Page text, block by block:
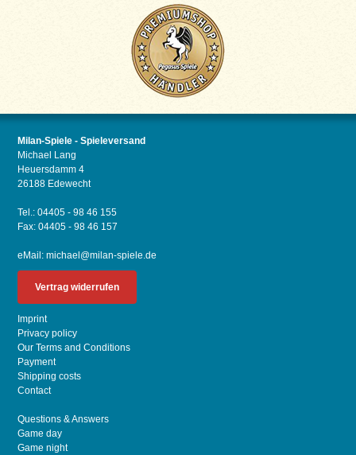
Milan-Spiele - Spieleversand
Michael Lang
Heuersdamm 4
26188 Edewecht
Tel.: 04405 - 98 46 155
Fax: 04405 - 98 46 157
eMail:michael@milan-spiele.de
Vertrag widerrufen
Imprint
Privacy policy
Our Terms and Conditions
Payment
Shipping costs
Contact
Questions & Answers
Game day
Game night